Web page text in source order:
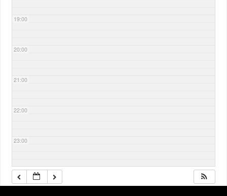
19:00
20:00
21:00
22:00
23:00